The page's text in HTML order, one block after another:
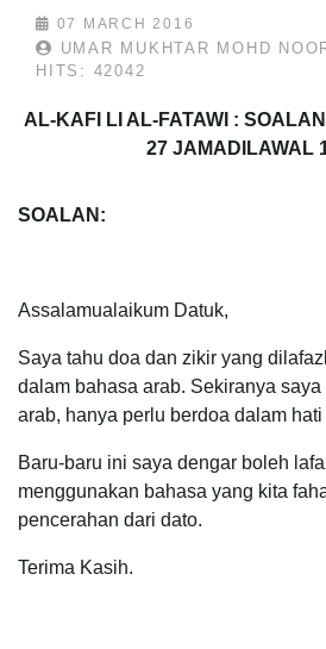
07 MARCH 2016
UMAR MUKHTAR MOHD
HITS: 42042
AL-KAFI LI AL-FATAWI :
27 JAMADILAWAL
SOALAN:
Assalamualaikum Datuk,
Saya tahu doa dan zikir yang
dalam bahasa arab. Sekiranya
arab, hanya perlu berdoa dalam
Baru-baru ini saya dengar boleh
menggunakan bahasa yang kita
pencerahan dari dato.
Terima Kasih.